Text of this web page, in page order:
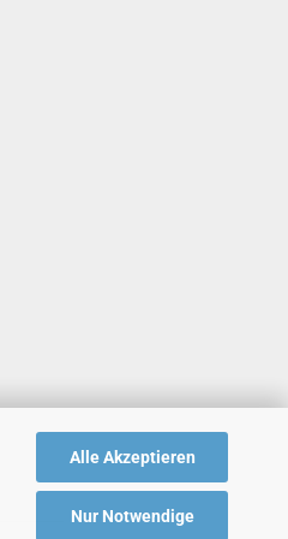
Alle Akzeptieren
Nur Notwendige